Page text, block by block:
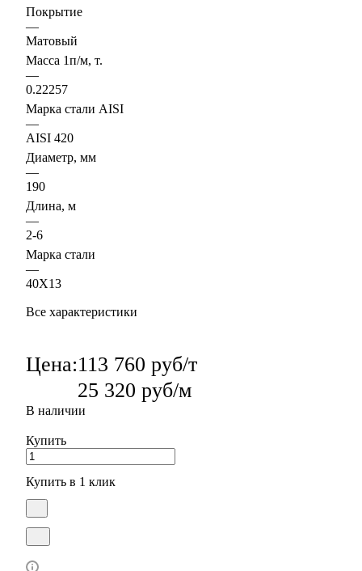
Покрытие
—
Матовый
Масса 1п/м, т.
—
0.22257
Марка стали AISI
—
AISI 420
Диаметр, мм
—
190
Длина, м
—
2-6
Марка стали
—
40Х13
Все характеристики
Цена:113 760 руб/т
25 320 руб/м
В наличии
Купить
Купить в 1 клик